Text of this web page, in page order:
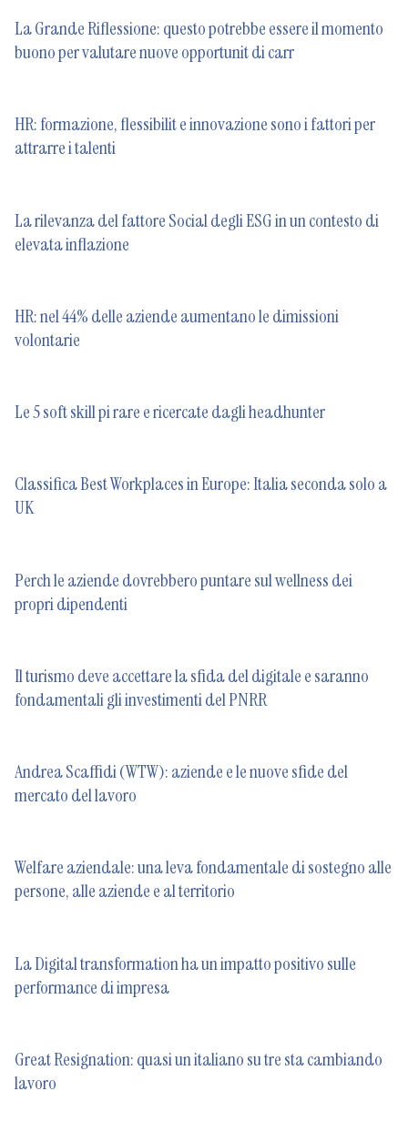
La Grande Riflessione: questo potrebbe essere il momento
buono per valutare nuove opportunit di carr
HR: formazione, flessibilit e innovazione sono i fattori per
attrarre i talenti
La rilevanza del fattore Social degli ESG in un contesto di
elevata inflazione
HR: nel 44% delle aziende aumentano le dimissioni
volontarie
Le 5 soft skill pi rare e ricercate dagli headhunter
Classifica Best Workplaces in Europe: Italia seconda solo a
UK
Perch le aziende dovrebbero puntare sul wellness dei
propri dipendenti
Il turismo deve accettare la sfida del digitale e saranno
fondamentali gli investimenti del PNRR
Andrea Scaffidi (WTW): aziende e le nuove sfide del
mercato del lavoro
Welfare aziendale: una leva fondamentale di sostegno alle
persone, alle aziende e al territorio
La Digital transformation ha un impatto positivo sulle
performance di impresa
Great Resignation: quasi un italiano su tre sta cambiando
lavoro